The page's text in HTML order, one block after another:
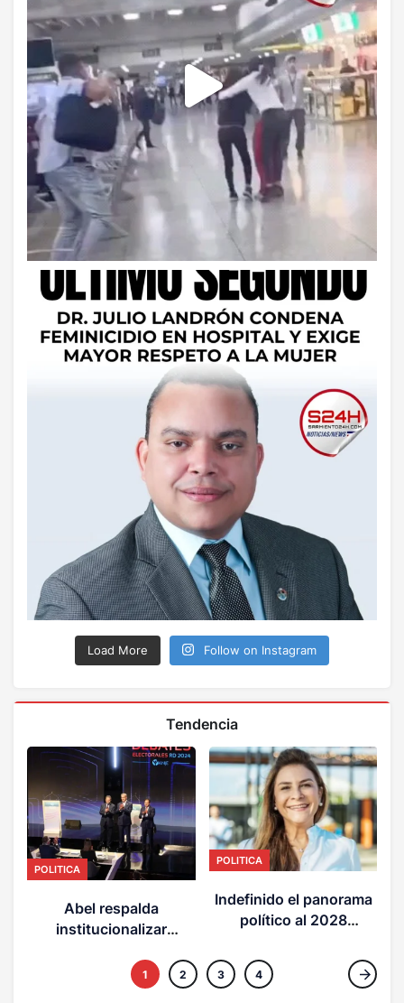
Load More Follow on Instagram
Tendencia
POLITICA
Abel respalda
institucionalizar
el país
POLITICA
Indefinido el panorama
político al 2028
1 2 3 4